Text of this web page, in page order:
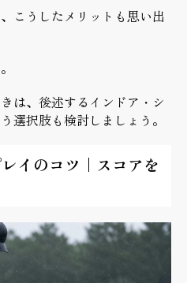
こうしたメリットも思い出
は、後述するインドア・シ
選択肢も検討しましょう。
イのコツ｜スコアを